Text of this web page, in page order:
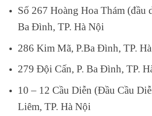
Số 267 Hoàng Hoa Thám (đầu
Ba Đình, TP. Hà Nội
286 Kim Mã, P.Ba Đình, TP.
279 Đội Cấn, P. Ba Đình, TP.
10 – 12 Cầu Diễn (Đầu Cầu
Liêm, TP. Hà Nội